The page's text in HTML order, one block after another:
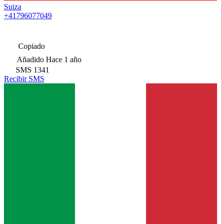
Suiza
+41796077049
Copiado
Añadido Hace 1 año
SMS 1341
Recibir SMS